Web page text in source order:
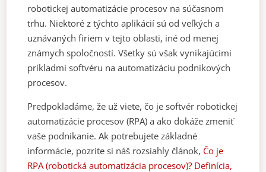
robotickej automatizácie procesov na súčasnom
trhu. Niektoré z týchto aplikácií sú od veľkých a
uznávaných firiem v tejto oblasti, iné od menej
známych spoločností. Všetky sú však vynikajúcimi
príkladmi softvéru na automatizáciu podnikových
procesov.
Predpokladáme, že už viete, čo je softvér robotickej
automatizácie procesov (RPA) a ako dokáže zmeniť
vaše podnikanie. Ak potrebujete základné
informácie, pozrite si náš rozsiahly článok, Čo je
RPA (robotická automatizácia procesov)? Definícia,